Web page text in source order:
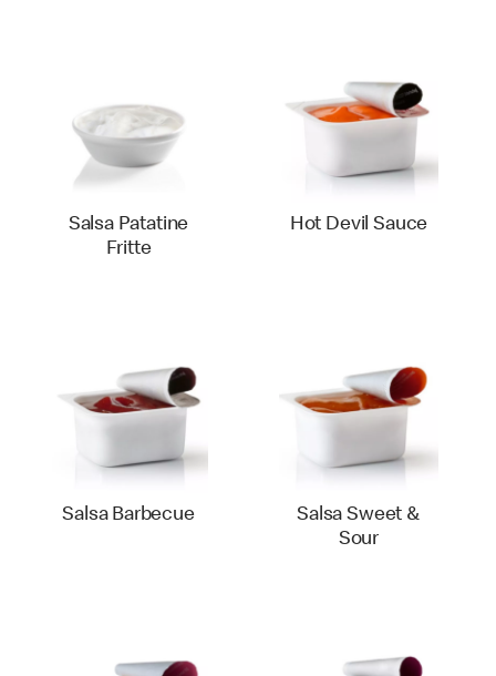
Salsa Patatine
Fritte
Hot Devil Sauce
Salsa Barbecue
Salsa Sweet &
Sour